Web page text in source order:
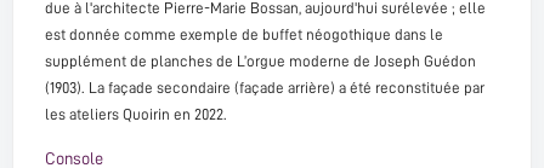
due à l'architecte Pierre-Marie Bossan, aujourd'hui surélevée ; elle
est donnée comme exemple de buffet néogothique dans le
supplément de planches de L’orgue moderne de Joseph Guédon
(1903). La façade secondaire (façade arrière) a été reconstituée par
les ateliers Quoirin en 2022.
Console